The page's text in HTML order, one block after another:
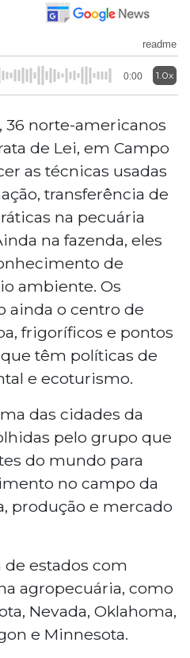
readme
0:00 1.0x
36 norte-americanos
de Lei, em Campo
as técnicas usadas
transferência de
na pecuária
na fazenda, eles
de
ambiente. Os
ainda o centro de
frigoríficos e pontos
têm políticas de
e ecoturismo.
das cidades da
pelo grupo que
do mundo para
no campo da
produção e mercado
estados com
agropecuária, como
Nevada, Oklahoma,
e Minnesota.